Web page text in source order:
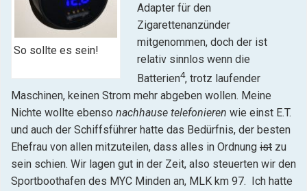
So sollte es sein!
Adapter für den
Zigarettenanzünder
mitgenommen, doch der ist
relativ sinnlos wenn die
Batterien4, trotz laufender
Maschinen, keinen Strom mehr abgeben wollen. Meine
Nichte wollte ebenso nachhause telefonieren wie einst E.T.
und auch der Schiffsführer hatte das Bedürfnis, der besten
Ehefrau von allen mitzuteilen, dass alles in Ordnung ist zu
sein schien. Wir lagen gut in der Zeit, also steuerten wir den
Sportboothafen des MYC Minden an, MLK km 97. Ich hatte